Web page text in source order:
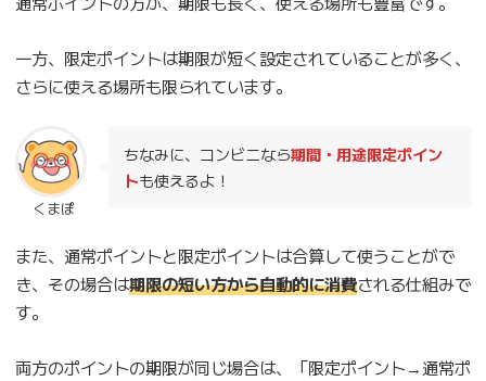
一方、限定ポイントは期限が短く設定されていることが多く、
さらに使える場所も限られています。
くまぽ
ちなみに、コンビニなら期間・用途限定ポイン
トも使えるよ！
また、通常ポイントと限定ポイントは合算して使うことがで
き、その場合は期限の短い方から自動的に消費される仕組みで
す。
両方のポイントの期限が同じ場合は、「限定ポイント→通常ポ